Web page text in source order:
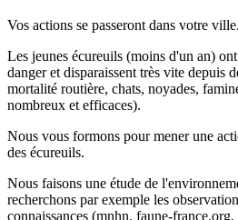
Vos actions se passeront dans votre ville.
Les jeunes écureuils (moins d'un an)
danger et disparaissent très vite depuis
mortalité routière, chats, noyades,
nombreux et efficaces).
Nous vous formons pour mener une
des écureuils.
Nous faisons une étude de
recherchons par exemple les
connaissances (mnhn, faune-